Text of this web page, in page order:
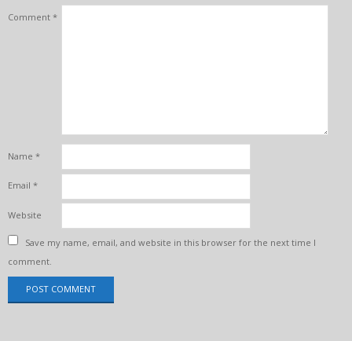
Comment *
Name *
Email *
Website
Save my name, email, and website in this browser for the next time I
comment.